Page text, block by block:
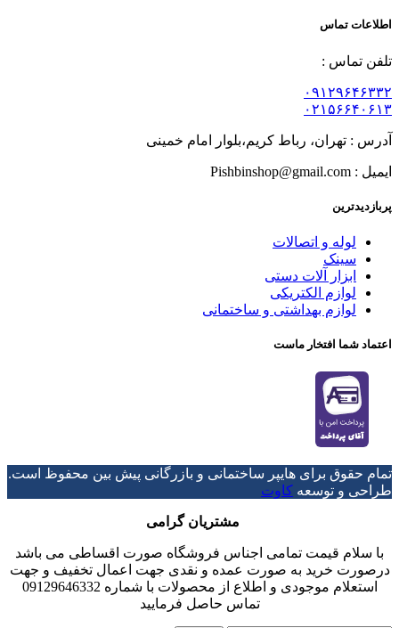
اطلاعات تماس
تلفن تماس :
۰۹۱۲۹۶۴۶۳۳۲
۰۲۱۵۶۶۴۰۶۱۳
آدرس : تهران، رباط کریم،بلوار امام خمینی
ایمیل : Pishbinshop@gmail.com
پربازدیدترین
لوله و اتصالات
سینک
ابزار آلات دستی
لوازم الکتریکی
لوازم بهداشتی و ساختمانی
اعتماد شما افتخار ماست
تمام حقوق برای هایپر ساختمانی و بازرگانی پیش بین محفوظ است.
طراحی و توسعه کاوت
مشتریان گرامی
با سلام قیمت تمامی اجناس فروشگاه صورت اقساطی می باشد
درصورت خرید به صورت عمده و نقدی جهت اعمال تخفیف و جهت
استعلام موجودی و اطلاع از محصولات با شماره 09129646332
تماس حاصل فرمایید